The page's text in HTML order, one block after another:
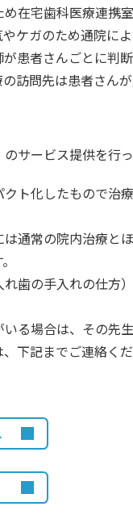
宅歯科医療連携
ガのため通院に
患者さんごとに判
訪問先は患者さん
ービス提供を行
ト化したもので治
通常の院内治療と
歯の手入れの仕方
る場合は、その先
下記までご連絡くだ